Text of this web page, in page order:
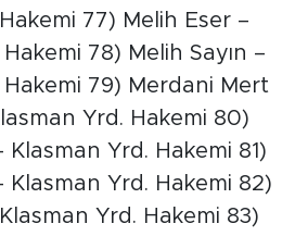
77) Melih Eser –
78) Melih Sayın –
Hakemi 79) Merdani Mert
Yrd. Hakemi 80)
Klasman Yrd. Hakemi 81)
Klasman Yrd. Hakemi 82)
Yrd. Hakemi 83)